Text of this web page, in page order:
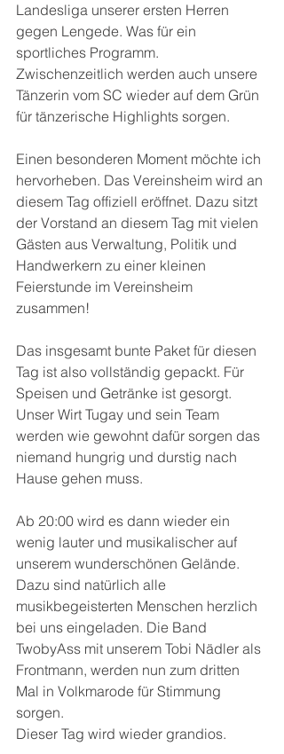
Landesliga unserer ersten Herren
gegen Lengede. Was für ein
sportliches Programm.
Zwischenzeitlich werden auch unsere
Tänzerin vom SC wieder auf dem Grün
für tänzerische Highlights sorgen.
Einen besonderen Moment möchte ich
hervorheben. Das Vereinsheim wird an
diesem Tag offiziell eröffnet. Dazu sitzt
der Vorstand an diesem Tag mit vielen
Gästen aus Verwaltung, Politik und
Handwerkern zu einer kleinen
Feierstunde im Vereinsheim
zusammen!
Das insgesamt bunte Paket für diesen
Tag ist also vollständig gepackt. Für
Speisen und Getränke ist gesorgt.
Unser Wirt Tugay und sein Team
werden wie gewohnt dafür sorgen das
niemand hungrig und durstig nach
Hause gehen muss.
Ab 20:00 wird es dann wieder ein
wenig lauter und musikalischer auf
unserem wunderschönen Gelände.
Dazu sind natürlich alle
musikbegeisterten Menschen herzlich
bei uns eingeladen. Die Band
TwobyAss mit unserem Tobi Nädler als
Frontmann, werden nun zum dritten
Mal in Volkmarode für Stimmung
sorgen.
Dieser Tag wird wieder grandios.